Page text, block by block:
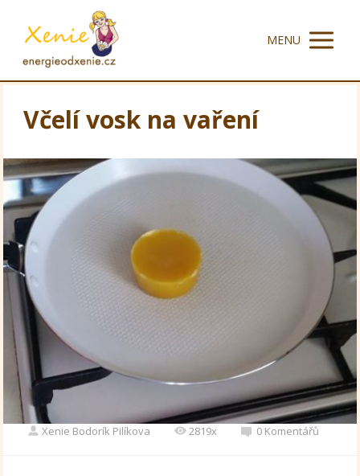
MENU
Včelí vosk na vaření
Xenie Bodorík Pilíkova 2819x 0 Komentářů